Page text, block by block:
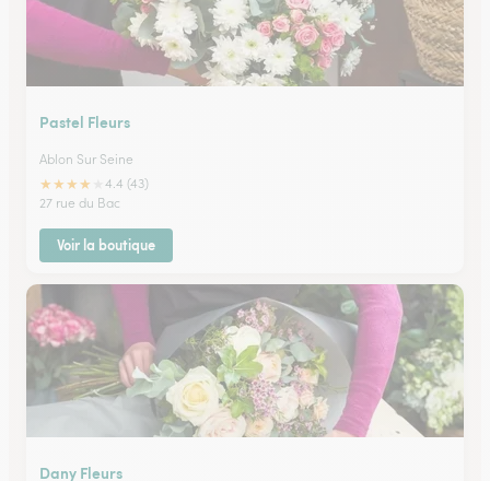
Pastel Fleurs
Ablon Sur Seine
★★★★
4.4 (43)
27 rue du Bac
Voir la boutique
Dany Fleurs